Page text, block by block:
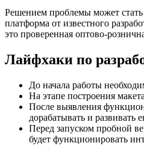
Решением проблемы может стать
платформа от известного
это проверенная оптово-
Лайфхаки по
До начала работы
На этапе построения
После выявления
дорабатывать и развивать
Перед запуском пробной
будет функционировать